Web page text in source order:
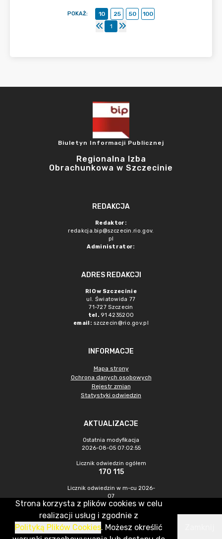
POKAŻ: 10 25 50
100
1
Biuletyn Informacji Publicznej
Regionalna Izba
Obrachunkowa w Szczecinie
REDAKCJA
Redaktor:
redakcja.bip@szczecin.rio.gov.
pl
Administrator:
ADRES REDAKCJI
RIO w Szczecinie
ul. Światowida 77
71-727 Szczecin
tel. 91 4235200
email: szczecin@rio.gov.pl
INFORMACJE
Mapa strony
Ochrona danych osobowych
Rejestr zmian
Statystyki odwiedzin
AKTUALIZACJE
Ostatnia modyfikacja
2026-08-05 07:02:55
Licznik odwiedzin ogółem
170 115
Licznik odwiedzin w m-cu 2026-
07
343
CMS & Hosting: Nefeni Sp. z o.o.
Strona korzysta z plików cookies w celu
realizacji usług i zgodnie z
Polityką Plików Cookies. Możesz określić